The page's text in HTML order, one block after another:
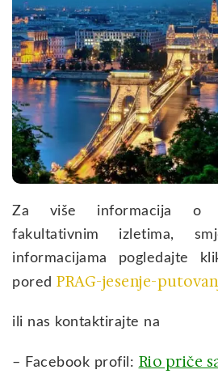
Za više informacija o
fakultativnim izletima,
informacijama pogledajte
pored PRAG-jesenje-
ili nas kontaktirajte na
– Facebook profil: Rio priče